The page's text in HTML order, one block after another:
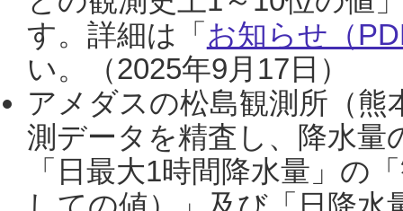
す。詳細は「 お知らせ（
い。（2025年9月17日）
アメダスの松島観測所（熊
測データを精査し、降水
「日最大1時間降水量」の